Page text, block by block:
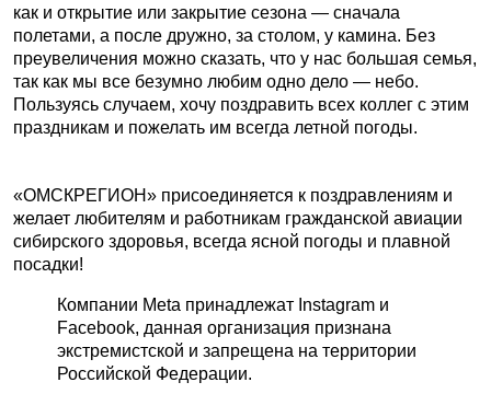
как и открытие или закрытие сезона — сначала
полетами, а после дружно, за столом, у камина. Без
преувеличения можно сказать, что у нас большая семья,
так как мы все безумно любим одно дело — небо.
Пользуясь случаем, хочу поздравить всех коллег с этим
праздникам и пожелать им всегда летной погоды.
«ОМСКРЕГИОН» присоединяется к поздравлениям и
желает любителям и работникам гражданской авиации
сибирского здоровья, всегда ясной погоды и плавной
посадки!
Компании Meta принадлежат Instagram и
Facebook, данная организация признана
экстремистской и запрещена на территории
Российской Федерации.